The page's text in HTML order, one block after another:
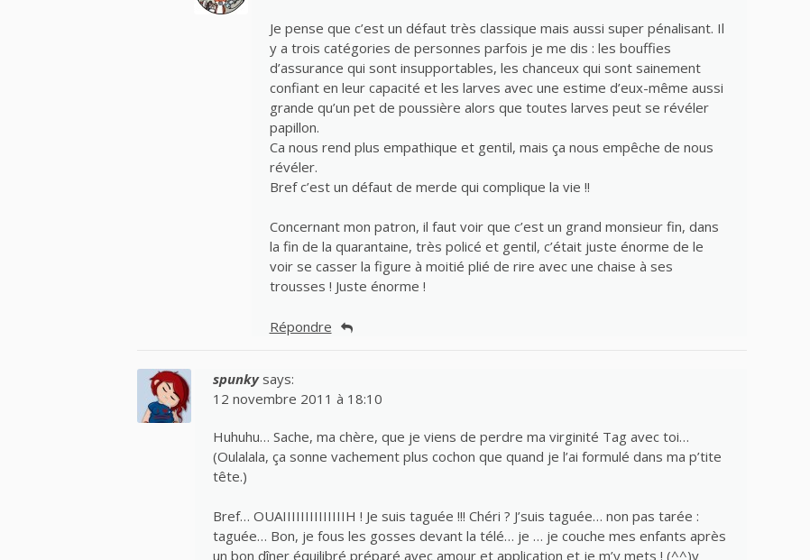
Je pense que c’est un défaut très classique mais aussi super pénalisant. Il
y a trois catégories de personnes parfois je me dis : les bouffies
d’assurance qui sont insupportables, les chanceux qui sont sainement
confiant en leur capacité et les larves avec une estime d’eux-même aussi
grande qu’un pet de poussière alors que toutes larves peut se révéler
papillon.
Ca nous rend plus empathique et gentil, mais ça nous empêche de nous
révéler.
Bref c’est un défaut de merde qui complique la vie !!
Concernant mon patron, il faut voir que c’est un grand monsieur fin, dans
la fin de la quarantaine, très policé et gentil, c’était juste énorme de le
voir se casser la figure à moitié plié de rire avec une chaise à ses
trousses ! Juste énorme !
Répondre
spunky says:
12 novembre 2011 à 18:10
Huhuhu… Sache, ma chère, que je viens de perdre ma virginité Tag avec toi…
(Oulalala, ça sonne vachement plus cochon que quand je l’ai formulé dans ma p’tite
tête.)
Bref… OUAIIIIIIIIIIIIIIH ! Je suis taguée !!! Chéri ? J’suis taguée… non pas tarée :
taguée… Bon, je fous les gosses devant la télé… je … je couche mes enfants après
un bon dîner équilibré préparé avec amour et application et je m’y mets ! (^^)y